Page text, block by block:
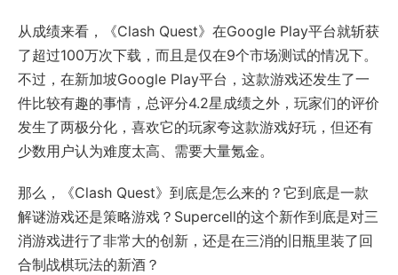
从成绩来看，《Clash Quest》在Google Play平台就斩获
了超过100万次下载，而且是仅在9个市场测试的情况下。
不过，在新加坡Google Play平台，这款游戏还发生了一
件比较有趣的事情，总评分4.2星成绩之外，玩家们的评价
发生了两极分化，喜欢它的玩家夸这款游戏好玩，但还有
少数用户认为难度太高、需要大量氪金。
那么，《Clash Quest》到底是怎么来的？它到底是一款
解谜游戏还是策略游戏？Supercell的这个新作到底是对三
消游戏进行了非常大的创新，还是在三消的旧瓶里装了回
合制战棋玩法的新酒？